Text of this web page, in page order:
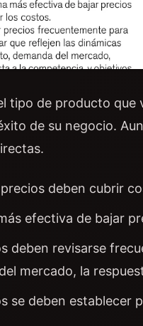
tipo de producto que
de su negocio.
deben cubrir
efectiva de bajar
deben revisarse
mercado, la
se deben establecer